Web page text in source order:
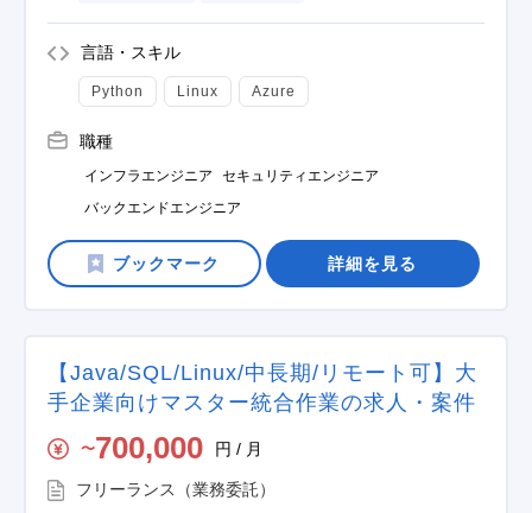
言語・スキル
Python Linux Azure
職種
インフラエンジニア
セキュリティエンジニア
バックエンドエンジニア
詳細を見る
【Java/SQL/Linux/中長期/リモート可】大
手企業向けマスター統合作業の求人・案件
〜700,000 円 / 月
フリーランス（業務委託）